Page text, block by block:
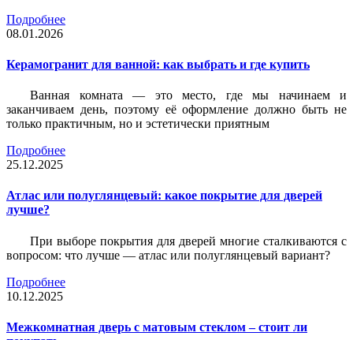
Подробнее
08.01.2026
Керамогранит для ванной: как выбрать и где купить
Ванная комната — это место, где мы начинаем и
заканчиваем день, поэтому её оформление должно быть не
только практичным, но и эстетически приятным
Подробнее
25.12.2025
Атлас или полуглянцевый: какое покрытие для дверей
лучше?
При выборе покрытия для дверей многие сталкиваются с
вопросом: что лучше — атлас или полуглянцевый вариант?
Подробнее
10.12.2025
Межкомнатная дверь с матовым стеклом – стоит ли